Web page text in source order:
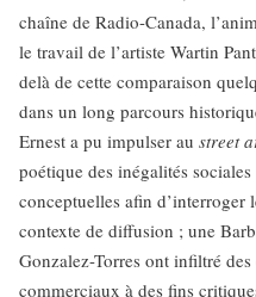
chaîne de Radio-Canada,
le travail de l’artiste Wartin
delà de cette comparaison
dans un long parcours
Ernest a pu impulser au street
poétique des inégalités
conceptuelles afin d’interroger
contexte de diffusion ; une
Gonzalez-Torres ont infiltré
commerciaux à des fins